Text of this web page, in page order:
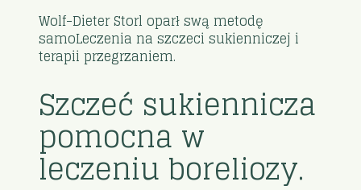
Wolf-Dieter Storl oparł swą metodę
samoLeczenia na szczeci sukienniczej i
terapii przegrzaniem.
Szczeć sukiennicza
pomocna w
leczeniu boreliozy.